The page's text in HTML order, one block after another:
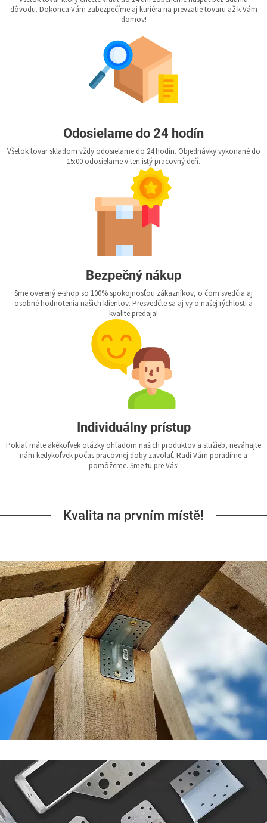
dôvodu. Dokonca Vám zabezpečíme aj kuriéra na prevzatie tovaru až k Vám
domov!
Odosielame do 24 hodín
Všetok tovar skladom vždy odosielame do 24 hodín. Objednávky vykonané do
15:00 odosielame v ten istý pracovný deň.
Bezpečný nákup
Sme overený e-shop so 100% spokojnosťou zákazníkov, o čom svedčia aj
osobné hodnotenia našich klientov. Presvedčte sa aj vy o našej rýchlosti a
kvalite predaja!
Individuálny prístup
Pokiaľ máte akékoľvek otázky ohľadom našich produktov a služieb, neváhajte
nám kedykoľvek počas pracovnej doby zavolať. Radi Vám poradíme a
pomôžeme. Sme tu pre Vás!
Kvalita na prvním místě!